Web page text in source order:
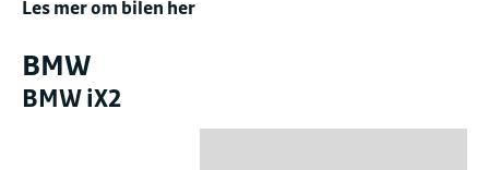
Les mer om bilen her
BMW
BMW iX2